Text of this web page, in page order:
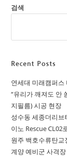
검색
Recent Posts
연세대 미래캠퍼스
“유리가 깨져도 안
지필름) 시공 현장
성수동 세종더리브
이노 Rescue CL02
원주 백호수류탄교
계양 예비군 사격